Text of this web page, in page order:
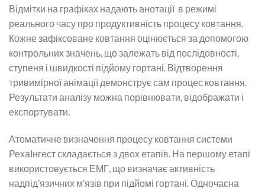
Відмітки на графіках надають анотації в режимі
реального часу про продуктивність процесу ковтання.
Кожне зафіксоване ковтання оцінюється за допомогою
контрольних значень, що залежать від послідовності,
ступеня і швидкості підйому гортані. Відтворення
тривимірної анімації демонструє сам процес ковтання.
Результати аналізу можна порівнювати, відображати і
експортувати.
Атоматичне визначення процесу ковтання системи
РехаІнгест складається з двох етапів. На першому етапі
використовується ЕМГ, що визначає активність
надпід’язичних м’язів при підйомі гортані. Одночасна